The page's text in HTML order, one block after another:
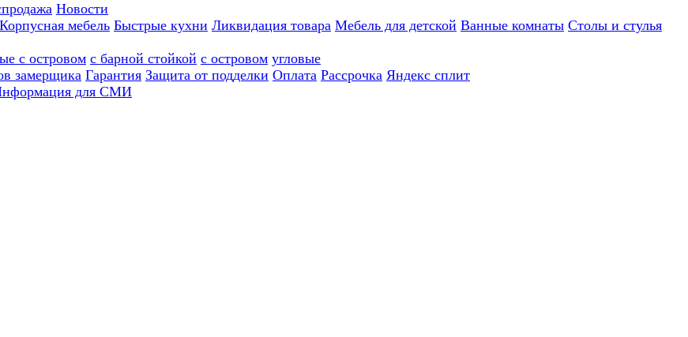
Новости
Корпусная мебель Быстрые кухни Ликвидация товара Мебель для детской Ванные комнаты Столы и стулья
с островом с барной стойкой с островом угловые
замерщика Гарантия Защита от подделки Оплата Рассрочка Яндекс сплит
для СМИ